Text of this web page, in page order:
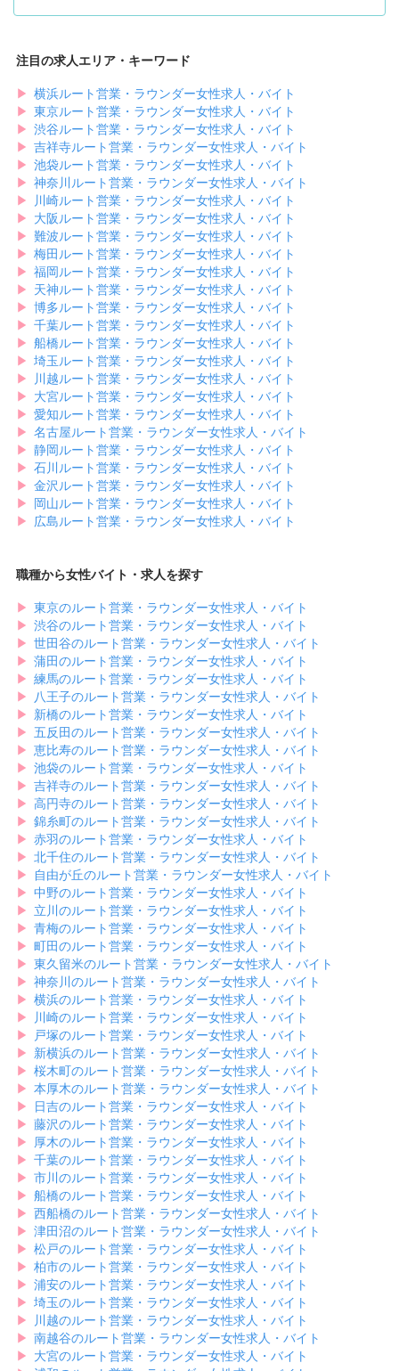
性もきっと理想の求人を見つけられます。
をご紹介します！
お店によって違いがあり、当サイトで紹介している美容業界の求人では
成バック」など、珍しい制度を導入している職場ばかりです。
また、おしゃれなものやおいしいものが好きな方には、アパレルやカフ
ェスタッフのアルバイトがおすすめです。福利厚生の面では、社割があ
って自社商品を割引価格で購入できるのが嬉しいですよね。アパレルや
カフェにご来店されるお客様や働くスタッフとの出会いも多く、たくさ
んの刺激を受けながら働ける点も強みです。
このように、柏には魅力的なアルバイト求人が揃っています！気になる
求人があれば、募集を締め切る前に、お早めに応募してみてください
ね。
注目の求人エリア・キーワード
▶︎ 横浜ルート営業・ラウンダー女性求人・バイト
▶︎ 東京ルート営業・ラウンダー女性求人・バイト
▶︎ 渋谷ルート営業・ラウンダー女性求人・バイト
▶︎ 吉祥寺ルート営業・ラウンダー女性求人・バイト
▶︎ 池袋ルート営業・ラウンダー女性求人・バイト
▶︎ 神奈川ルート営業・ラウンダー女性求人・バイト
▶︎ 川崎ルート営業・ラウンダー女性求人・バイト
▶︎ 大阪ルート営業・ラウンダー女性求人・バイト
▶︎ 難波ルート営業・ラウンダー女性求人・バイト
▶︎ 梅田ルート営業・ラウンダー女性求人・バイト
▶︎ 福岡ルート営業・ラウンダー女性求人・バイト
▶︎ 天神ルート営業・ラウンダー女性求人・バイト
▶︎ 博多ルート営業・ラウンダー女性求人・バイト
▶︎ 千葉ルート営業・ラウンダー女性求人・バイト
▶︎ 船橋ルート営業・ラウンダー女性求人・バイト
▶︎ 埼玉ルート営業・ラウンダー女性求人・バイト
▶︎ 川越ルート営業・ラウンダー女性求人・バイト
▶︎ 大宮ルート営業・ラウンダー女性求人・バイト
▶︎ 愛知ルート営業・ラウンダー女性求人・バイト
▶︎ 名古屋ルート営業・ラウンダー女性求人・バイト
▶︎ 静岡ルート営業・ラウンダー女性求人・バイト
▶︎ 石川ルート営業・ラウンダー女性求人・バイト
▶︎ 金沢ルート営業・ラウンダー女性求人・バイト
▶︎ 岡山ルート営業・ラウンダー女性求人・バイト
▶︎ 広島ルート営業・ラウンダー女性求人・バイト
職種から女性バイト・求人を探す
▶︎ 東京のルート営業・ラウンダー女性求人・バイト
▶︎ 渋谷のルート営業・ラウンダー女性求人・バイト
▶︎ 世田谷のルート営業・ラウンダー女性求人・バイト
▶︎ 蒲田のルート営業・ラウンダー女性求人・バイト
▶︎ 練馬のルート営業・ラウンダー女性求人・バイト
▶︎ 八王子のルート営業・ラウンダー女性求人・バイト
▶︎ 新橋のルート営業・ラウンダー女性求人・バイト
▶︎ 五反田のルート営業・ラウンダー女性求人・バイト
▶︎ 恵比寿のルート営業・ラウンダー女性求人・バイト
▶︎ 池袋のルート営業・ラウンダー女性求人・バイト
▶︎ 吉祥寺のルート営業・ラウンダー女性求人・バイト
▶︎ 高円寺のルート営業・ラウンダー女性求人・バイト
▶︎ 錦糸町のルート営業・ラウンダー女性求人・バイト
▶︎ 赤羽のルート営業・ラウンダー女性求人・バイト
▶︎ 北千住のルート営業・ラウンダー女性求人・バイト
▶︎ 自由が丘のルート営業・ラウンダー女性求人・バイト
▶︎ 中野のルート営業・ラウンダー女性求人・バイト
▶︎ 立川のルート営業・ラウンダー女性求人・バイト
▶︎ 青梅のルート営業・ラウンダー女性求人・バイト
▶︎ 町田のルート営業・ラウンダー女性求人・バイト
▶︎ 東久留米のルート営業・ラウンダー女性求人・バイト
▶︎ 神奈川のルート営業・ラウンダー女性求人・バイト
▶︎ 横浜のルート営業・ラウンダー女性求人・バイト
▶︎ 川崎のルート営業・ラウンダー女性求人・バイト
▶︎ 戸塚のルート営業・ラウンダー女性求人・バイト
▶︎ 新横浜のルート営業・ラウンダー女性求人・バイト
▶︎ 桜木町のルート営業・ラウンダー女性求人・バイト
▶︎ 本厚木のルート営業・ラウンダー女性求人・バイト
▶︎ 日吉のルート営業・ラウンダー女性求人・バイト
▶︎ 藤沢のルート営業・ラウンダー女性求人・バイト
▶︎ 厚木のルート営業・ラウンダー女性求人・バイト
▶︎ 千葉のルート営業・ラウンダー女性求人・バイト
▶︎ 市川のルート営業・ラウンダー女性求人・バイト
▶︎ 船橋のルート営業・ラウンダー女性求人・バイト
▶︎ 西船橋のルート営業・ラウンダー女性求人・バイト
▶︎ 津田沼のルート営業・ラウンダー女性求人・バイト
▶︎ 松戸のルート営業・ラウンダー女性求人・バイト
▶︎ 柏市のルート営業・ラウンダー女性求人・バイト
▶︎ 浦安のルート営業・ラウンダー女性求人・バイト
▶︎ 埼玉のルート営業・ラウンダー女性求人・バイト
▶︎ 川越のルート営業・ラウンダー女性求人・バイト
▶︎ 南越谷のルート営業・ラウンダー女性求人・バイト
▶︎ 大宮のルート営業・ラウンダー女性求人・バイト